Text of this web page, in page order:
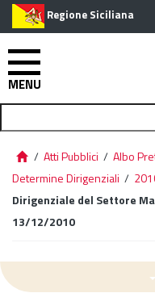
Regione Siciliana
MENU
/ Atti Pubblici / Albo
Determine Dirigenziali /
Dirigenziale del Settore
13/12/2010